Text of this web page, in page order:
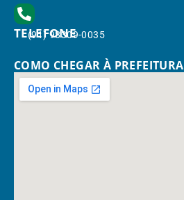
TELEFONE
(91) 98309-0035
COMO CHEGAR À PREFEITURA